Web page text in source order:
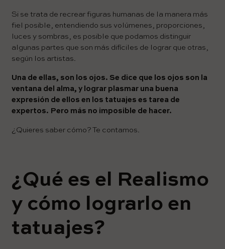
Si se trata de recrear figuras humanas de la manera más
fiel posible, entendiendo sus volúmenes, proporciones,
luces y sombras, es posible que podamos distinguir
algunas partes que son más difíciles de lograr que otras,
según los artistas.
Una de ellas, son los ojos. Se dice que los ojos son la
ventana del alma, y lograr plasmar una buena
expresión de ellos en los tatuajes es tarea de
expertos. Pero más no imposible de hacer.
¿Quieres saber cómo? Te contamos.
¿Qué es el Realismo
y cómo lograrlo en
tatuajes?